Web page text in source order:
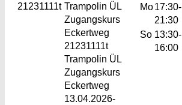
21231111t Trampolin ÜL
Zugangskurs
Eckertweg
21231111t
Trampolin ÜL
Zugangskurs
Eckertweg
13.04.2026-
Mo17:30-
21:30
So 13:30-
16:00